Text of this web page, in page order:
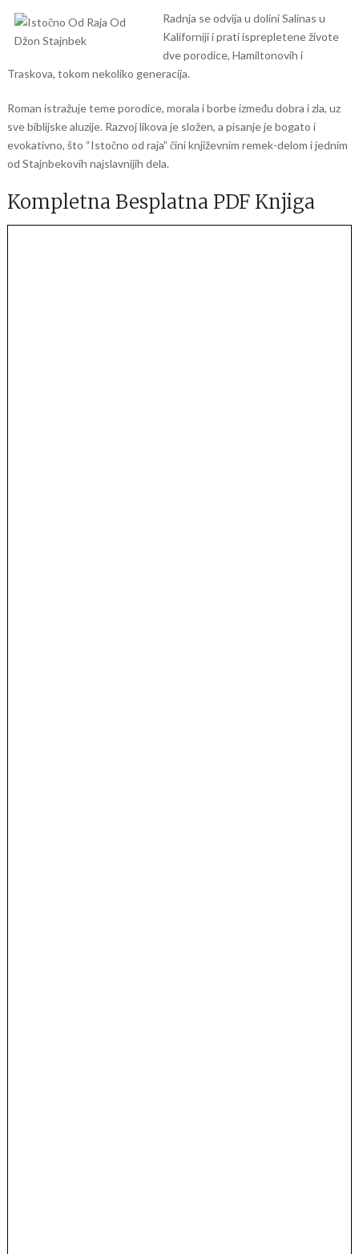
Radnja se odvija u dolini Salinas u
Kaliforniji i prati isprepletene živote
dve porodice, Hamiltonovih i
Traskova, tokom nekoliko generacija.
Roman istražuje teme porodice, morala i borbe između dobra i zla, uz
sve biblijske aluzije. Razvoj likova je složen, a pisanje je bogato i
evokativno, što “Istočno od raja” čini književnim remek-delom i jednim
od Stajnbekovih najslavnijih dela.
Kompletna Besplatna PDF Knjiga